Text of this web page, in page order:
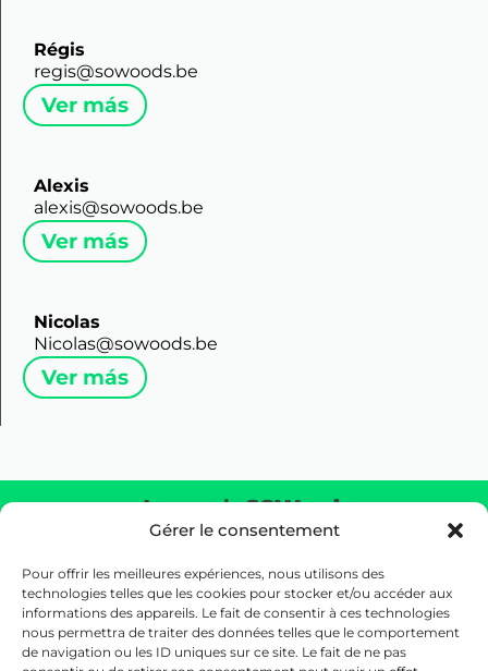
Gérer le consentement
Pour offrir les meilleures expériences, nous utilisons des
technologies telles que les cookies pour stocker et/ou accéder aux
informations des appareils. Le fait de consentir à ces technologies
nous permettra de traiter des données telles que le comportement
de navigation ou les ID uniques sur ce site. Le fait de ne pas
Régis
regis@sowoods.be
Ver más
Alexis
alexis@sowoods.be
Ver más
Nicolas
Nicolas@sowoods.be
Ver más
Acerca deSOWoods
Devolver la naturaleza al corazón de tu entorno creando
un verdadero ecosistema a escala real.
Nuestras Oficinas
26 Rue d’Edimbourg, 1050 Ixelles, Bélgica (Sede central)